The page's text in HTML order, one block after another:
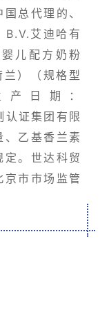
总代理的、
艾迪哈有
儿配方奶粉
）（规格型
日期：
证集团有限
、乙基香兰素
定。世达科贸
京市市场监管